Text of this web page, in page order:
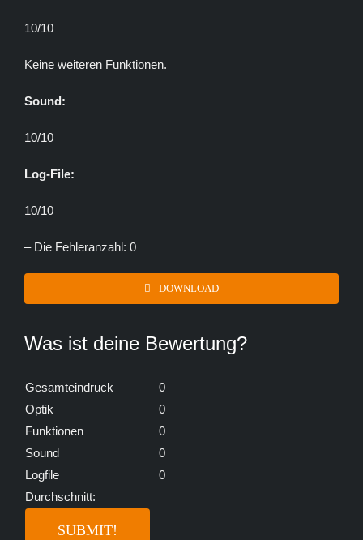
10/10
Keine weiteren Funktionen.
Sound:
10/10
Log-File:
10/10
– Die Fehleranzahl: 0
DOWNLOAD
Was ist deine Bewertung?
Gesamteindruck
0
Optik
0
Funktionen
0
Sound
0
Logfile
0
Durchschnitt: